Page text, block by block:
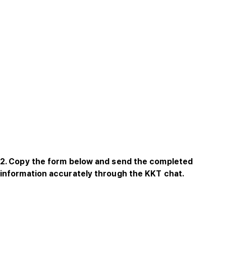
2. Copy the form below and send the completed
information accurately through the KKT chat.